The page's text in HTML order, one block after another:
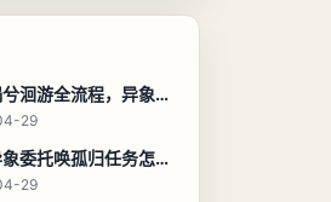
异环祸兮洄游全流程，异象委托任务通关攻略
29
异环异象委托唤孤归任务怎么完成，流程步骤与位置攻略
29